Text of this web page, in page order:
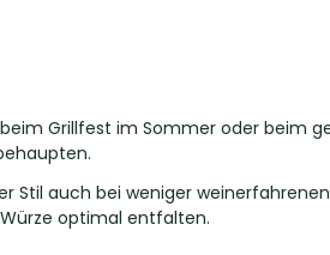
Grillfest im Sommer oder beim
Stil auch bei weniger
Würze optimal entfalten.